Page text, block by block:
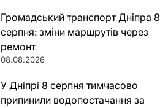
Громадський транспорт Дніпра 8
серпня: зміни маршрутів через
ремонт
08.08.2026
У Дніпрі 8 серпня тимчасово
припинили водопостачання за